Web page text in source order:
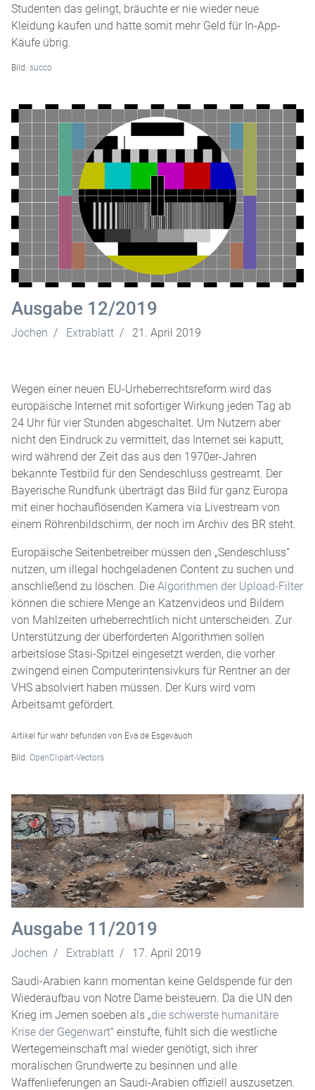
Studenten das gelingt, bräuchte er nie wieder neue
Kleidung kaufen und hätte somit mehr Geld für In-App-
Käufe übrig.
Bild: succo
Ausgabe 12/2019
Jochen Extrablatt 21. April 2019
Wegen einer neuen EU-Urheberrechtsreform wird das
europäische Internet mit sofortiger Wirkung jeden Tag ab
24 Uhr für vier Stunden abgeschaltet. Um Nutzern aber
nicht den Eindruck zu vermittelt, das Internet sei kaputt,
wird während der Zeit das aus den 1970er-Jahren
bekannte Testbild für den Sendeschluss gestreamt. Der
Bayerische Rundfunk überträgt das Bild für ganz Europa
mit einer hochauflösenden Kamera via Livestream von
einem Röhrenbildschirm, der noch im Archiv des BR steht.
Europäische Seitenbetreiber müssen den „Sendeschluss“
nutzen, um illegal hochgeladenen Content zu suchen und
anschließend zu löschen. Die Algorithmen der Upload-Filter
können die schiere Menge an Katzenvideos und Bildern
von Mahlzeiten urheberrechtlich nicht unterscheiden. Zur
Unterstützung der überforderten Algorithmen sollen
arbeitslose Stasi-Spitzel eingesetzt werden, die vorher
zwingend einen Computerintensivkurs für Rentner an der
VHS absolviert haben müssen. Der Kurs wird vom
Arbeitsamt gefördert.
Artikel für wahr befunden von Eva de Esgevauoh
Bild: OpenClipart-Vectors
Ausgabe 11/2019
Jochen Extrablatt 17. April 2019
Saudi-Arabien kann momentan keine Geldspende für den
Wiederaufbau von Notre Dame beisteuern. Da die UN den
Krieg im Jemen soeben als „die schwerste humanitäre
Krise der Gegenwart" einstufte, fühlt sich die westliche
Wertegemeinschaft mal wieder genötigt, sich ihrer
moralischen Grundwerte zu besinnen und alle
Waffenlieferungen an Saudi-Arabien offiziell auszusetzen.